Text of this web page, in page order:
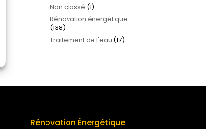
Non classé (1)
Rénovation énergétique
(138)
Traitement de l'eau (17)
Rénovation Énergétique